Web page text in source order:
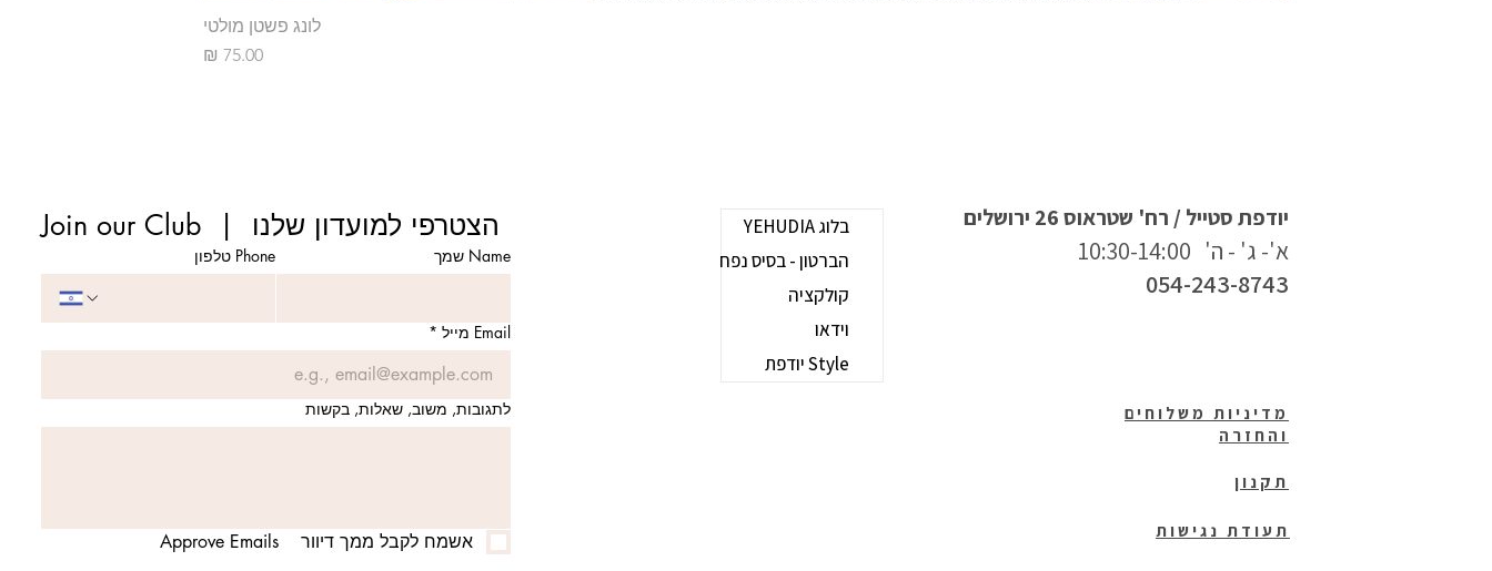
לונג פשטן מולטי
מחיר
יודפת סטייל / רח' שטראוס 26 ירושלים
א'- ג' - ה' 10:30-14:00
054-243-8743
בלוג YEHUDIA
הברטון - בסיס נפח
קולקציה
וידאו
Style יודפת
מדיניות משלוחים
והחזרה
תקנון
תעודת נגישות
Join our Club  |  הצטרפי למועדון שלנו
Name שמך Phone טלפון
Email מייל *
לתגובות, משוב, שאלות, בקשות
אשמח לקבל ממך דיוור    Approve Emails